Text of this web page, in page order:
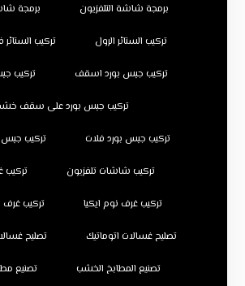
برمجة شاشة التلفزيون برمجة
تركيب الستائر الرول تركيب
تركيب جبس بورد اسقف تركيب
تركيب جبس بورد على سقف
تركيب جبس بورد فلات تركيب جبس
تركيب شاشات تلفزيون تركيب
تركيب غرف نوم ايكيا تركيب
تصليح غسالات اتوماتيك تصليح
تصنيع المطابخ الخشب تصنيع